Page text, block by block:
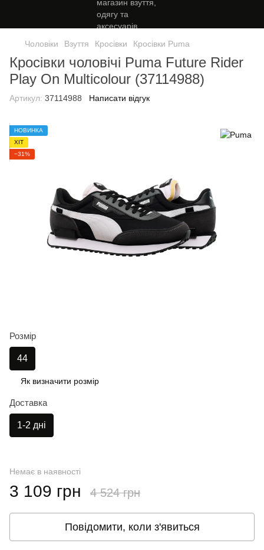
Чоловіки Взуття Кросівки Кросівки Puma
Кросівки чоловічі Puma Future Rider
Play On Multicolour (37114988)
Артикул: 37114988 Написати відгук
НОВИНКА
ХІТ
−31%
Розмір
44
Як визначити розмір
Доставка
1-2 дні
Немає в наявності
3 109 грн 4 524 грн
Повідомити, коли з'явиться